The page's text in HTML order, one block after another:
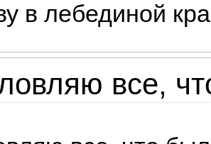
в лебединой
все,